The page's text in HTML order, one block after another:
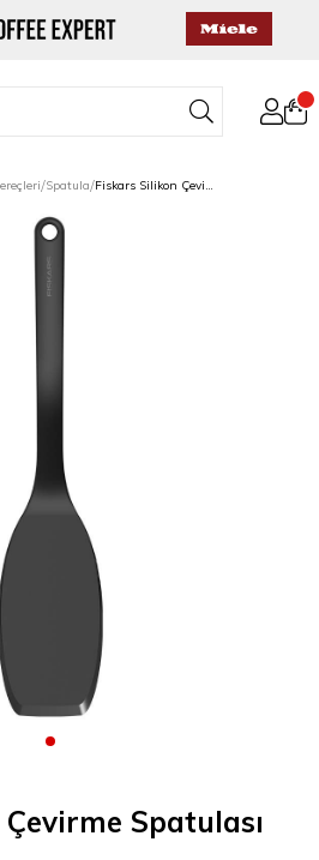
Spatula Fiskars Silikon Çevirme Spatulası
Spatulası